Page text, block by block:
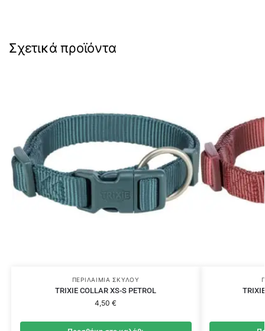
Σχετικά προϊόντα
ΠΕΡΙΛΑΊΜΙΑ ΣΚΎΛΟΥ
TRIXIE COLLAR XS-S PETROL
4,50€